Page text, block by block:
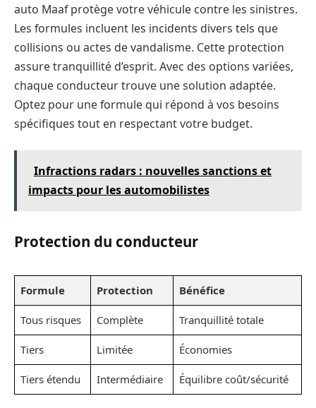
auto Maaf protège votre véhicule contre les sinistres.
Les formules incluent les incidents divers tels que
collisions ou actes de vandalisme. Cette protection
assure tranquillité d’esprit. Avec des options variées,
chaque conducteur trouve une solution adaptée.
Optez pour une formule qui répond à vos besoins
spécifiques tout en respectant votre budget.
Infractions radars : nouvelles sanctions et
impacts pour les automobilistes
Protection du conducteur
Formule Protection Bénéfice
Tous risques Complète Tranquillité totale
Tiers Limitée Économies
Tiers étendu Intermédiaire Équilibre coût/sécurité